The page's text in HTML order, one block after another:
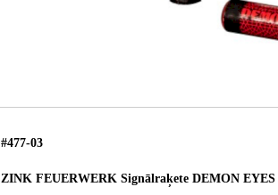
#477-03
ZINK FEUERWERK Signālraķete DEMON EYES